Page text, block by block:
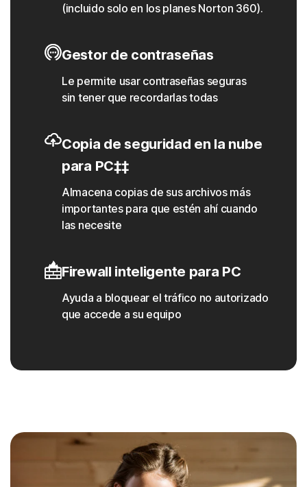
(incluido solo en los planes Norton 360).
Gestor de contraseñas
Le permite usar contraseñas seguras
sin tener que recordarlas todas
Copia de seguridad en la nube
para PC‡‡
Almacena copias de sus archivos más
importantes para que estén ahí cuando
las necesite
Firewall inteligente para PC
Ayuda a bloquear el tráfico no autorizado
que accede a su equipo